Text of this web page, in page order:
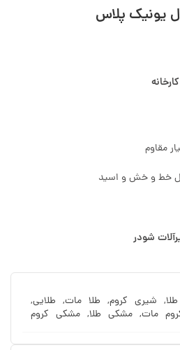
یونیک پلاس
مقاوم
خط و خش و اسید
شودر
شیری کروم, طلا مات, طلایی,
مات, مشکی طلا, مشکی کروم